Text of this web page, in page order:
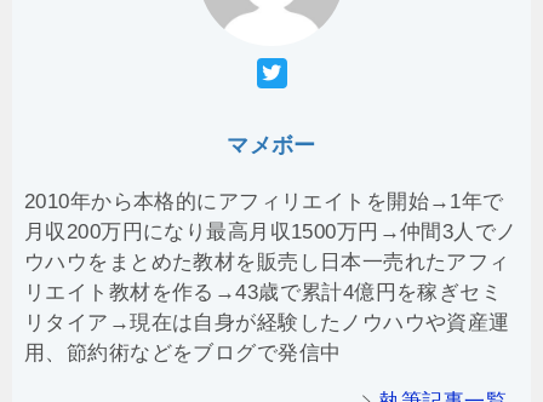
マメボー
2010年から本格的にアフィリエイトを開始→1年で
月収200万円になり最高月収1500万円→仲間3人でノ
ウハウをまとめた教材を販売し日本一売れたアフィ
リエイト教材を作る→43歳で累計4億円を稼ぎセミ
リタイア→現在は自身が経験したノウハウや資産運
用、節約術などをブログで発信中